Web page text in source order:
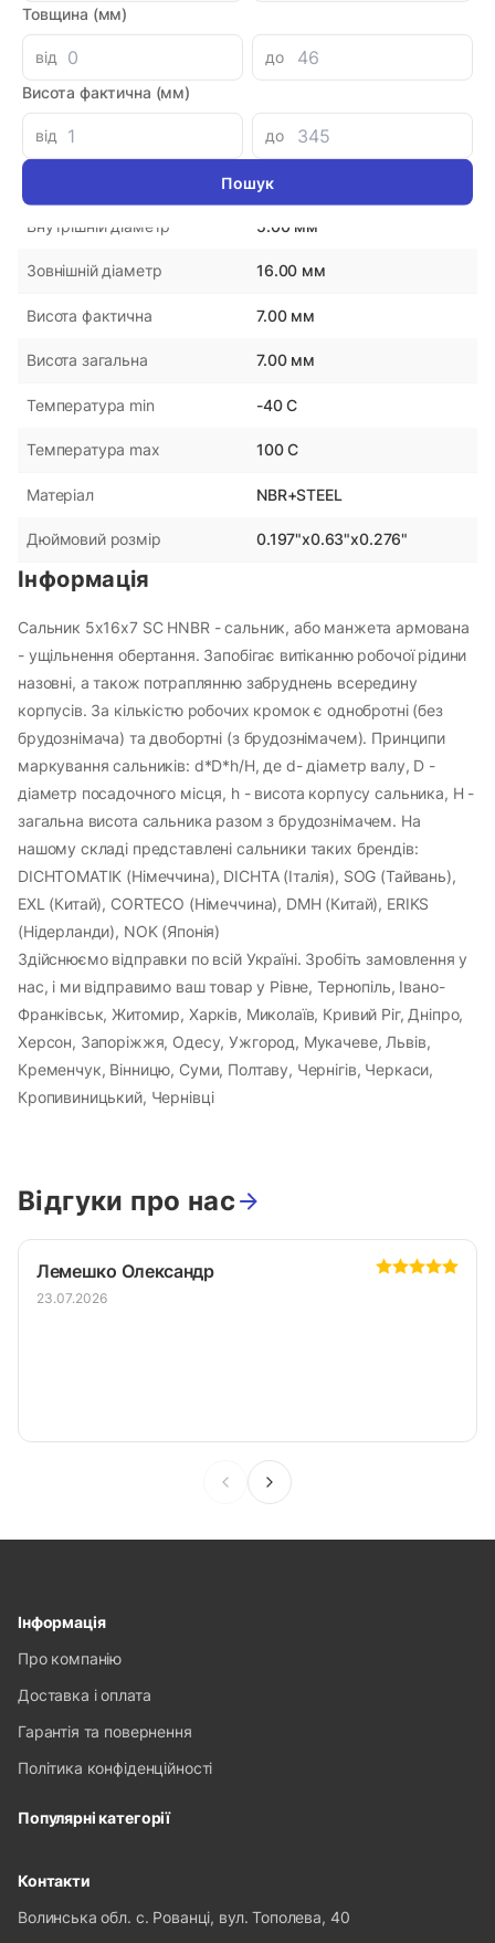
Товщина (мм)
від
до
Висота фактична (мм)
від до
Параметри
Артикул
Виробник DMHUI
Китай
Внутрішній діаметр 5.00 мм
Зовнішній діаметр 16.00 мм
Висота фактична 7.00 мм
Висота загальна 7.00 мм
Температура min -40 С
Температура max 100 С
Матеріал NBR+STEEL
Дюймовий розмір 0.197"x0.63"x0.276"
Інформація
Сальник 5х16х7 SC HNBR - сальник, або манжета армована
- ущільнення обертання. Запобігає витіканню робочої рідини
назовні, а також потраплянню забруднень всередину
корпусів. За кількістю робочих кромок є однобротні (без
брудознімача) та двобортні (з брудознімачем). Принципи
маркування сальників: d*D*h/H, де d- діаметр валу, D -
діаметр посадочного місця, h - висота корпусу сальника, H -
загальна висота сальника разом з брудознімачем. На
нашому складі представлені сальники таких брендів:
DICHTOMATIK (Німеччина), DICHTA (Італія), SOG (Тайвань),
EXL (Китай), CORTECO (Німеччина), DMH (Китай), ERIKS
(Нідерланди), NOK (Японія)
Здійснюємо відправки по всій Україні. Зробіть замовлення у
нас, і ми відправимо ваш товар у Рівне, Тернопіль, Івано-
Франківськ, Житомир, Харків, Миколаїв, Кривий Ріг, Дніпро,
Херсон, Запоріжжя, Одесу, Ужгород, Мукачеве, Львів,
Кременчук, Вінницю, Суми, Полтаву, Чернігів, Черкаси,
Кропивиницький, Чернівці
Відгуки про нас
Лемешко Олександр
23.07.2026
Інформація
Про компанію
Доставка і оплата
Гарантія та повернення
Політика конфіденційності
Популярні категорії
Контакти
Волинська обл. с. Рованці, вул. Тополева, 40